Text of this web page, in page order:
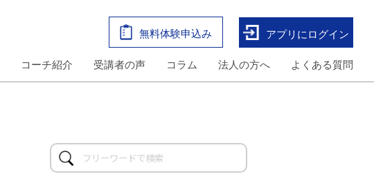
無料体験申込み アプリにログイン
コーチ紹介 受講者の声 コラム 法人の方へ よくある質問